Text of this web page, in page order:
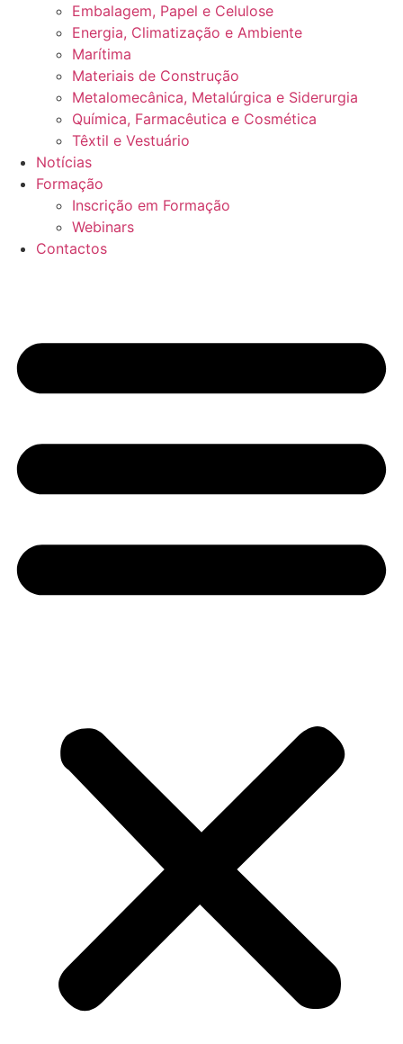
Embalagem, Papel e Celulose
Energia, Climatização e Ambiente
Marítima
Materiais de Construção
Metalomecânica, Metalúrgica e Siderurgia
Química, Farmacêutica e Cosmética
Têxtil e Vestuário
Notícias
Formação
Inscrição em Formação
Webinars
Contactos